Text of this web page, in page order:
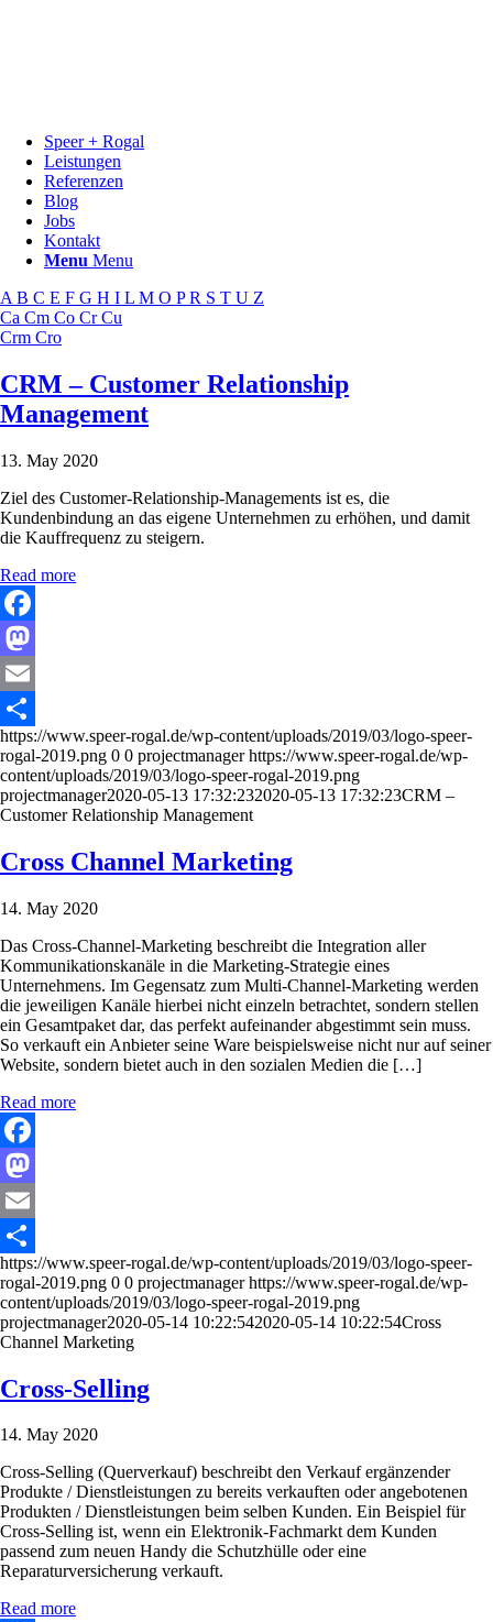
Speer + Rogal
Leistungen
Referenzen
Blog
Jobs
Kontakt
Menu Menu
A B C E F G H I L M O PR S T U Z
Ca Cm Co CrCu
Crm Cro
CRM – Customer Relationship
Management
13. May 2020
Ziel des Customer-Relationship-Managements ist es, die
Kundenbindung an das eigene Unternehmen zu erhöhen, und damit
die Kauffrequenz zu steigern.
Read more
Facebook
Mastodon
Email
Share
https://www.speer-rogal.de/wp-content/uploads/2019/03/logo-speer-
rogal-2019.png 0 0 projectmanager https://www.speer-rogal.de/wp-
content/uploads/2019/03/logo-speer-rogal-2019.png
projectmanager2020-05-13 17:32:232020-05-13 17:32:23CRM –
Customer Relationship Management
Cross Channel Marketing
14. May 2020
Das Cross-Channel-Marketing beschreibt die Integration aller
Kommunikationskanäle in die Marketing-Strategie eines
Unternehmens. Im Gegensatz zum Multi-Channel-Marketing werden
die jeweiligen Kanäle hierbei nicht einzeln betrachtet, sondern stellen
ein Gesamtpaket dar, das perfekt aufeinander abgestimmt sein muss.
So verkauft ein Anbieter seine Ware beispielsweise nicht nur auf seiner
Website, sondern bietet auch in den sozialen Medien die […]
Read more
Facebook
Mastodon
Email
Share
https://www.speer-rogal.de/wp-content/uploads/2019/03/logo-speer-
rogal-2019.png 0 0 projectmanager https://www.speer-rogal.de/wp-
content/uploads/2019/03/logo-speer-rogal-2019.png
projectmanager2020-05-14 10:22:542020-05-14 10:22:54Cross
Channel Marketing
Cross-Selling
14. May 2020
Cross-Selling (Querverkauf) beschreibt den Verkauf ergänzender
Produkte / Dienstleistungen zu bereits verkauften oder angebotenen
Produkten / Dienstleistungen beim selben Kunden. Ein Beispiel für
Cross-Selling ist, wenn ein Elektronik-Fachmarkt dem Kunden
passend zum neuen Handy die Schutzhülle oder eine
Reparaturversicherung verkauft.
Read more